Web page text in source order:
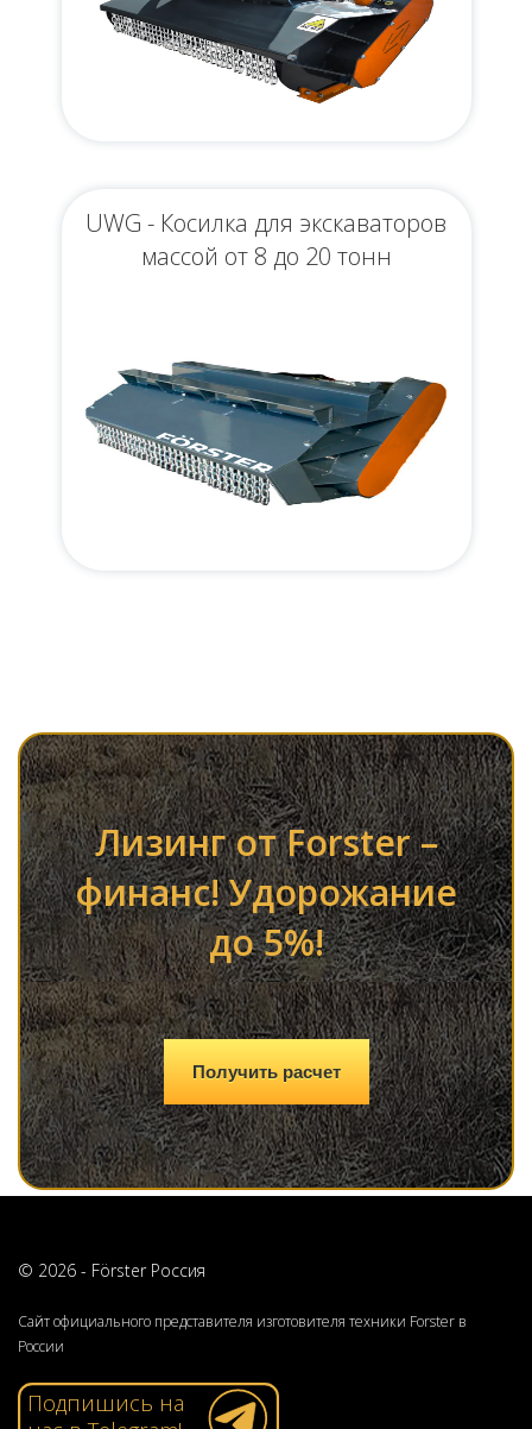
UWG - Косилка для экскаваторов
массой от 8 до 20 тонн
Лизинг от Forster –
финанс! Удорожание
до 5%!
Получить расчет
© 2026 - Förster Россия
Сайт официального представителя изготовителя техники Forster в
России
Подпишись на